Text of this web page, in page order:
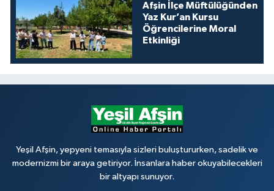
Afşin İlçe Müftülüğünden
Yaz Kur’an Kursu
Öğrencilerine Moral
Etkinliği
Yeşil Afşin, yepyeni temasıyla sizleri buluştururken, sadelik ve
modernizmi bir araya getiriyor. İnsanlara haber okuyabilecekleri
bir altyapı sunuyor.